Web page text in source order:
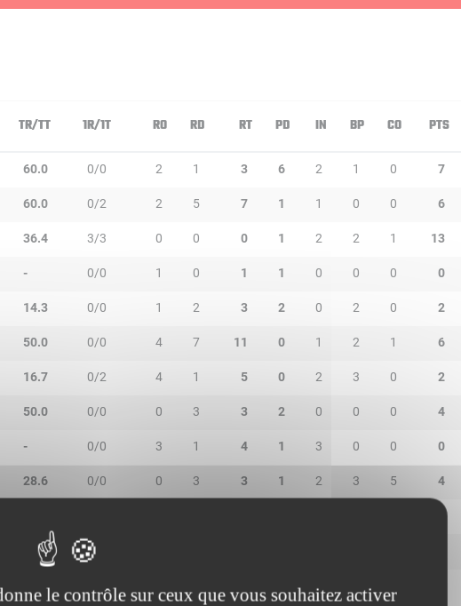
TR/TT 1R/1T RO RD RT PD IN BP CO PTS
60.0 0/0 2 1 3 6 2 1 0 7
60.0 0/2 2 5 7 1 1 0 0 6
36.4 3/3 0 0 0 1 2 2 1 13
- 0/0 1 0 1 1 0 0 0 0
14.3 0/0 1 2 3 2 0 2 0 2
50.0 0/0 4 7 11 0 1 2 1 6
16.7 0/2 4 1 5 0 2 3 0 2
50.0 0/0 0 3 3 2 0 0 0 4
- 0/0 3 1 4 1 3 0 0 0
28.6 0/0 0 3 3 1 2 3 5 4
20.0 1/2
le contrôle sur ceux que vous souhaitez activer